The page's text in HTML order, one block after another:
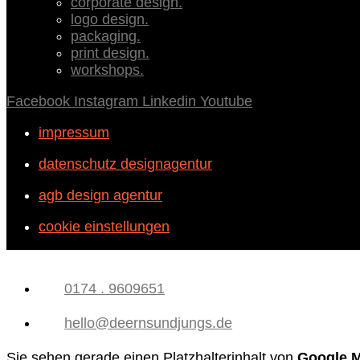
logo design.
packaging.
print design.
workshops.
Facebook Instagram Linkedin Youtube
impressum
datenschutz designagentur
agb design agentur
cookie einstellungen
0174 . 9609651
hello@deernsundjungs.de